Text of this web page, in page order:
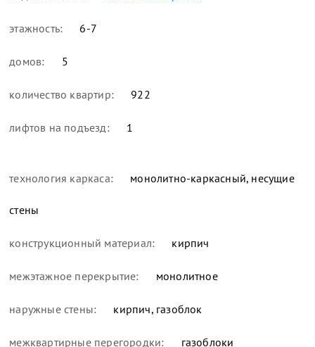
этажность: 6-7
домов: 5
количество квартир: 922
лифтов на подъезд: 1
технология каркаса: монолитно-каркасный, несущие
стены
конструкционный материал: кирпич
межэтажное перекрытие: монолитное
наружные стены: кирпич, газоблок
межквартирные перегородки: газоблоки